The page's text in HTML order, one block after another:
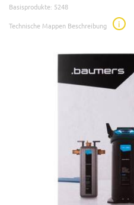
Basisprodukte: 5248
Technische Mappen Beschreibung
i